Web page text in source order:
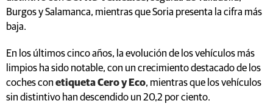
Burgos y Salamanca, mientras que Soria presenta la cifra más
baja.
En los últimos cinco años, la evolución de los vehículos más
limpios ha sido notable, con un crecimiento destacado de los
coches con etiqueta Cero y Eco, mientras que los vehículos
sin distintivo han descendido un 20,2 por ciento.